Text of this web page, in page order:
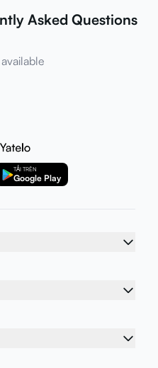
Asked Questions
TẢI TRÊN
Google Play